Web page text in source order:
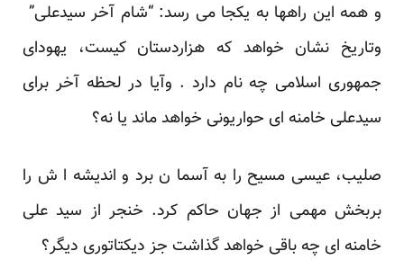
و همه این راهها به یکجا می رسد: “شام آخر سیدعلی”
وتاریخ نشان خواهد که هزاردستان کیست، یهودای
جمهوری اسلامی چه نام دارد . وآیا در لحظه آخر برای
سیدعلی خامنه ای حواریونی خواهد ماند یا نه؟
صلیب، عیسی مسیح را به آسما ن برد و اندیشه ا ش را
بربخش مهمی از جهان حاکم کرد. خنجر از سید علی
خامنه ای چه باقی خواهد گذاشت جز دیکتاتوری دیگر؟